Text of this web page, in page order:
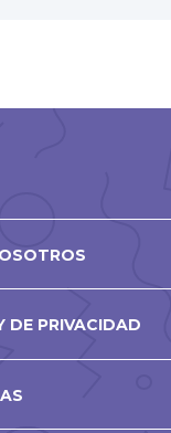
DE PRIVACIDAD